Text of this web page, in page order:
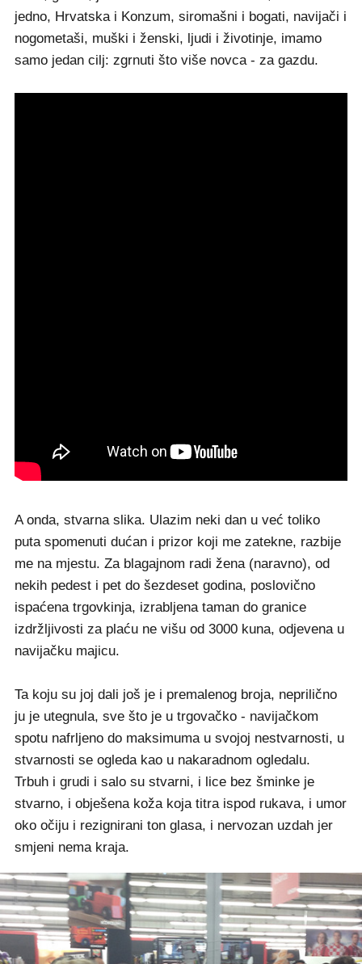
jedno, Hrvatska i Konzum, siromašni i bogati, navijači i
nogometaši, muški i ženski, ljudi i životinje, imamo
samo jedan cilj: zgrnuti što više novca - za gazdu.
A onda, stvarna slika. Ulazim neki dan u već toliko
puta spomenuti dućan i prizor koji me zatekne, razbije
me na mjestu. Za blagajnom radi žena (naravno), od
nekih pedest i pet do šezdeset godina, poslovično
ispaćena trgovkinja, izrabljena taman do granice
izdržljivosti za plaću ne višu od 3000 kuna, odjevena u
navijačku majicu.
Ta koju su joj dali još je i premalenog broja, neprilično
ju je utegnula, sve što je u trgovačko - navijačkom
spotu nafrljeno do maksimuma u svojoj nestvarnosti, u
stvarnosti se ogleda kao u nakaradnom ogledalu.
Trbuh i grudi i salo su stvarni, i lice bez šminke je
stvarno, i obješena koža koja titra ispod rukava, i umor
oko očiju i rezignirani ton glasa, i nervozan uzdah jer
smjeni nema kraja.